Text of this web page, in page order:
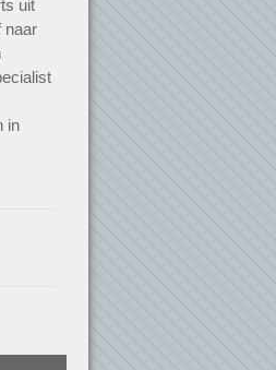
uit
naar
in